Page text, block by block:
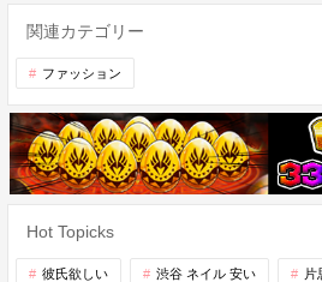
関連カテゴリー
ファッション
Hot Topicks
彼氏欲しい 渋谷 ネイル 安い 片